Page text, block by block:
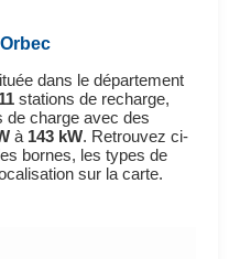
dans le département
11stations de recharge,
de charge avec des
à 143 kW. Retrouvez ci-
bornes, les types de
sur la carte.